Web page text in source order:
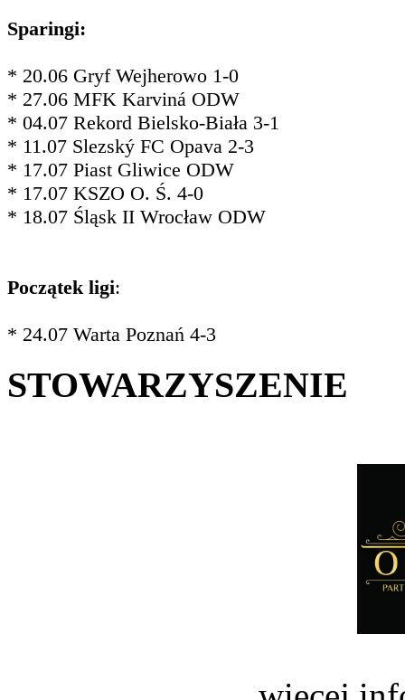
Sparingi:
* 20.06 Gryf Wejherowo 1-0
* 27.06 MFK Karviná ODW
* 04.07 Rekord Bielsko-Biała 3-1
* 11.07 Slezský FC Opava 2-3
* 17.07 Piast Gliwice ODW
* 17.07 KSZO O. Ś. 4-0
* 18.07 Śląsk II Wrocław ODW
Początek ligi:
* 24.07 Warta Poznań 4-3
STOWARZYSZENIE